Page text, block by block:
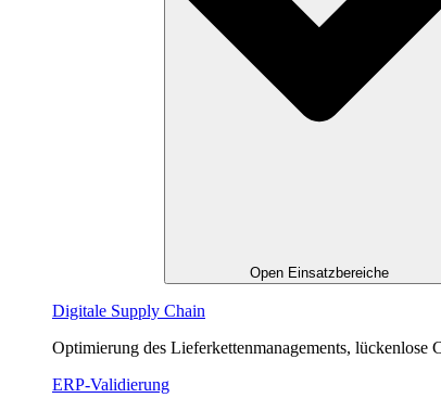
Open Einsatzbereiche
Digitale Supply Chain
Optimierung des Lieferkettenmanagements,
ERP-Validierung